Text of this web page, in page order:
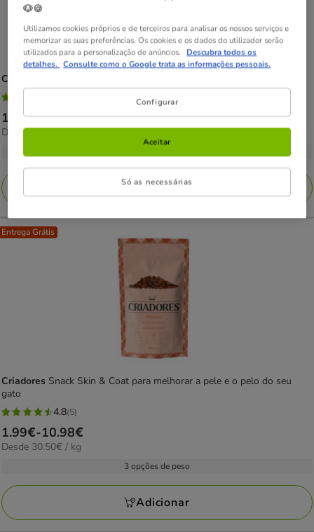
Criadores
4.7
estrelas
com
avaliações
Preço
de
1.99€
10.98€
1.99€-10.98€
30.50€
Desde 30.50€ / kg
Adicionar
Entrega Grátis
Criadores Snack Skin & Coat para melhorar a pele e o pelo do seu
gato
4.8
estrelas
com
avaliações
4.8(5)
Preço
de
10.98€
1.99€-10.98€
30.50€
Desde 30.50€ / kg
3 opções de peso
Adicionar
🐶🍪
Utilizamos cookies próprios e de terceiros para analisar os nossos serviços e
memorizar as suas preferências. Os cookies e os dados do utilizador serão
utilizados para a personalização de anúncios. Descubra todos os
detalhes. Consulte como o Google trata as informações pessoais.
Configurar
Só as necessárias
Aceitar